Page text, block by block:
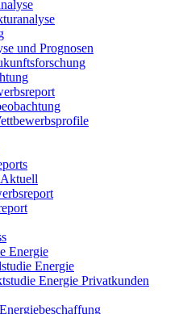
und Prognosen
Energie
Energie
Energie Privatkunden